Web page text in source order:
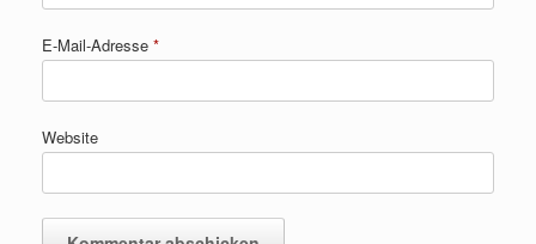
E-Mail-Adresse *
Website